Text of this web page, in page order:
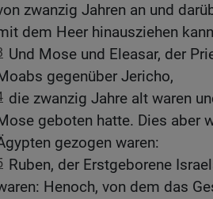
zwanzig Jahren an und
dem Heer hinausziehen
Und Mose und Eleasar, der
gegenüber Jericho,
die zwanzig Jahre alt waren
geboten hatte. Dies aber
gezogen waren:
Ruben, der Erstgeborene
Henoch, von dem das